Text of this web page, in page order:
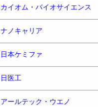
カイオム・バイオサイエンス
ナノキャリア
日本ケミファ
日医工
アールテック・ウエノ